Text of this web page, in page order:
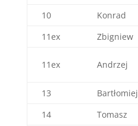
10
Konrad
11ex
Zbigniew
11ex Andrzej
13
Bartłomiej
14
Tomasz